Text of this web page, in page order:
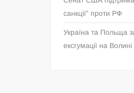
санкції” проти РФ
Україна та Польща
ексгумації на Волині